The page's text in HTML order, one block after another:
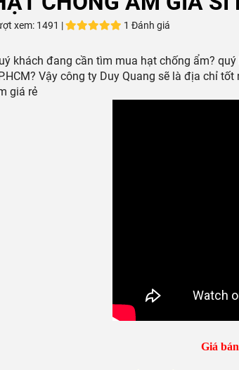
xem: 1491 | 1 Đánh giá
khách đang cần tìm mua hạt chống ẩm? quý
Vậy công ty Duy Quang sẽ là địa chỉ
giá rẻ
Giá